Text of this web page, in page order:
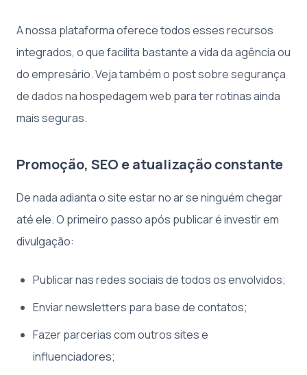
A nossa plataforma oferece todos esses recursos
integrados, o que facilita bastante a vida da agência ou
do empresário. Veja também o post sobresegurança
de dados na hospedagem web para ter rotinas ainda
mais seguras.
Promoção, SEO e atualização constante
De nada adianta o site estar no ar se ninguém chegar
até ele. O primeiro passo após publicar é investir em
divulgação:
Publicar nas redes sociais de todos os envolvidos;
Enviar newsletters para base de contatos;
Fazer parcerias com outros sites e
influenciadores;